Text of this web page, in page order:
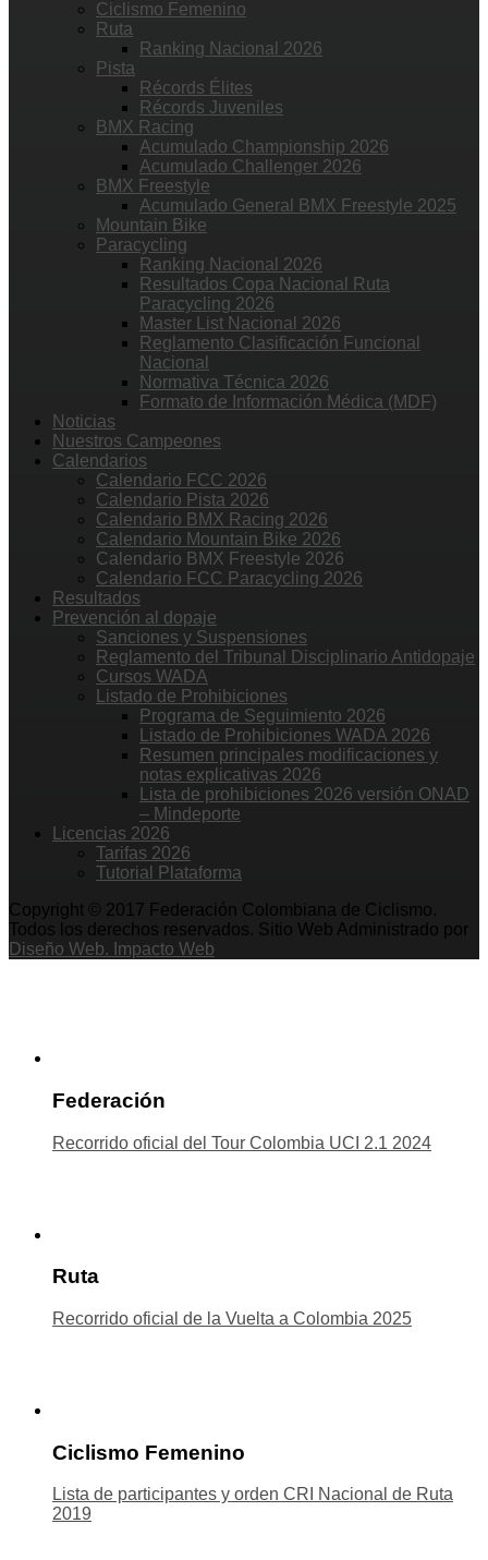
Ciclismo Femenino
Ruta
Ranking Nacional 2026
Pista
Récords Élites
Récords Juveniles
BMX Racing
Acumulado Championship 2026
Acumulado Challenger 2026
BMX Freestyle
Acumulado General BMX Freestyle 2025
Mountain Bike
Paracycling
Ranking Nacional 2026
Resultados Copa Nacional Ruta
Paracycling 2026
Master List Nacional 2026
Reglamento Clasificación Funcional
Nacional
Normativa Técnica 2026
Formato de Información Médica (MDF)
Noticias
Nuestros Campeones
Calendarios
Calendario FCC 2026
Calendario Pista 2026
Calendario BMX Racing 2026
Calendario Mountain Bike 2026
Calendario BMX Freestyle 2026
Calendario FCC Paracycling 2026
Resultados
Prevención al dopaje
Sanciones y Suspensiones
Reglamento del Tribunal Disciplinario Antidopaje
Cursos WADA
Listado de Prohibiciones
Programa de Seguimiento 2026
Listado de Prohibiciones WADA 2026
Resumen principales modificaciones y
notas explicativas 2026
Lista de prohibiciones 2026 versión ONAD
– Mindeporte
Licencias 2026
Tarifas 2026
Tutorial Plataforma
Copyright © 2017 Federación Colombiana de Ciclismo.
Todos los derechos reservados. Sitio Web Administrado por
Diseño Web. Impacto Web
Federación
Recorrido oficial del Tour Colombia UCI 2.1 2024
Ruta
Recorrido oficial de la Vuelta a Colombia 2025
Ciclismo Femenino
Lista de participantes y orden CRI Nacional de Ruta
2019